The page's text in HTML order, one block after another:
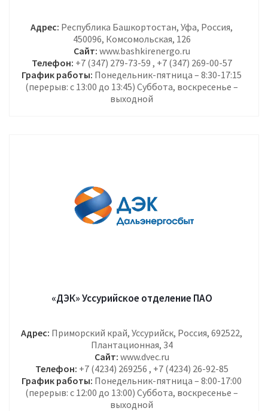
Адрес: Республика Башкортостан, Уфа, Россия,
450096, Комсомольская, 126
Сайт: www.bashkirenergo.ru
Телефон: +7 (347) 279-73-59 , +7 (347) 269-00-57
График работы: Понедельник-пятница – 8:30-17:15
(перерыв: с 13:00 до 13:45) Суббота, воскресенье –
выходной
«ДЭК» Уссурийское отделение ПАО
Адрес: Приморский край, Уссурийск, Россия, 692522,
Плантационная, 34
Сайт: www.dvec.ru
Телефон: +7 (4234) 269256 , +7 (4234) 26-92-85
График работы: Понедельник-пятница – 8:00-17:00
(перерыв: с 12:00 до 13:00) Суббота, воскресенье –
выходной